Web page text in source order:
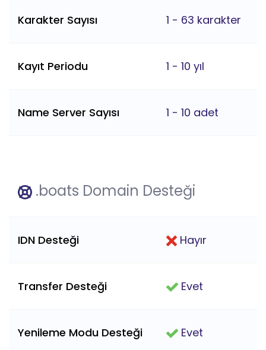
Karakter Sayısı 1 - 63 karakter
Kayıt Periodu 1 - 10 yıl
Name Server Sayısı 1 - 10 adet
.boats Domain Desteği
IDN Desteği Hayır
Transfer Desteği Evet
Yenileme Modu Desteği Evet